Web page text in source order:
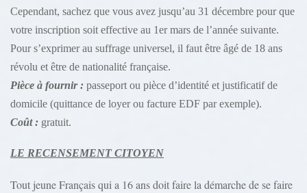
Cependant, sachez que vous avez jusqu’au 31 décembre pour que
votre inscription soit effective au 1er mars de l’année suivante.
Pour s’exprimer au suffrage universel, il faut être âgé de 18 ans
révolu et être de nationalité française.
Pièce à fournir : passeport ou pièce d’identité et justificatif de
domicile (quittance de loyer ou facture EDF par exemple).
Coût : gratuit.
LE RECENSEMENT CITOYEN
Tout jeune Français qui a 16 ans doit faire la démarche de se faire